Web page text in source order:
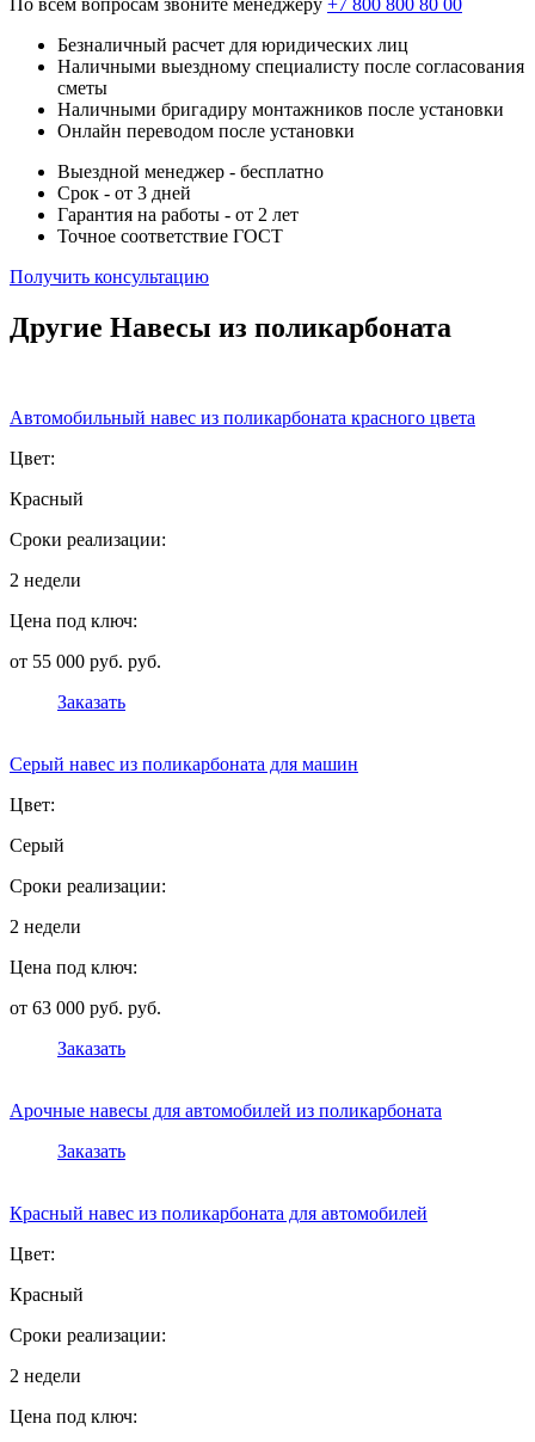
Безналичный расчет для юридических лиц
Наличными выездному специалисту после согласования
сметы
Наличными бригадиру монтажников после установки
Онлайн переводом после установки
Выездной менеджер - бесплатно
Срок - от 3 дней
Гарантия на работы - от 2 лет
Точное соответствие ГОСТ
Получить консультацию
Другие Навесы из поликарбоната
Автомобильный навес из поликарбоната красного цвета
Цвет:
Красный
Сроки реализации:
2 недели
Цена под ключ:
от 55 000 руб. руб.
Заказать
Серый навес из поликарбоната для машин
Цвет:
Серый
Сроки реализации:
2 недели
Цена под ключ:
от 63 000 руб. руб.
Заказать
Арочные навесы для автомобилей из поликарбоната
Заказать
Красный навес из поликарбоната для автомобилей
Цвет:
Красный
Сроки реализации:
2 недели
Цена под ключ: